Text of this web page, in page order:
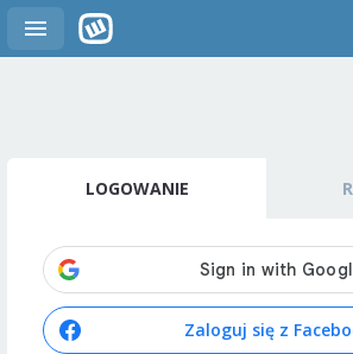
LOGOWANIE
Zaloguj się z